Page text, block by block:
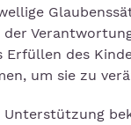
der
Erfüllen des
um sie zu